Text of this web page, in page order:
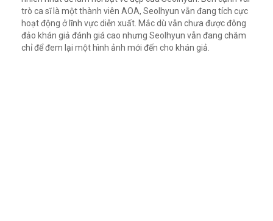
trò ca sĩ là một thành viên AOA, Seolhyun vẫn đang tích cực
hoạt động ở lĩnh vực diễn xuất. Mắc dù vẫn chưa được đông
đảo khán giả đánh giá cao nhưng Seolhyun vẫn đang chăm
chỉ để đem lại một hình ảnh mới đến cho khán giả.